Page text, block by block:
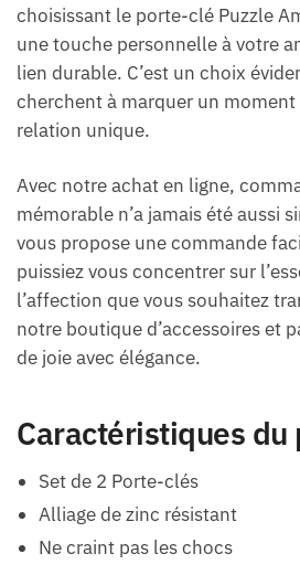
choisissant le porte-clé Puzzle
une touche personnelle à votre
lien durable. C’est un choix
cherchent à marquer un
relation unique.
Avec notre achat en ligne,
mémorable n’a jamais été aussi
vous propose une commande
puissiez vous concentrer sur
l’affection que vous souhaitez
notre boutique d’accessoires et
de joie avec élégance.
Caractéristiques du
Set de 2 Porte-clés
Alliage de zinc résistant
Ne craint pas les chocs